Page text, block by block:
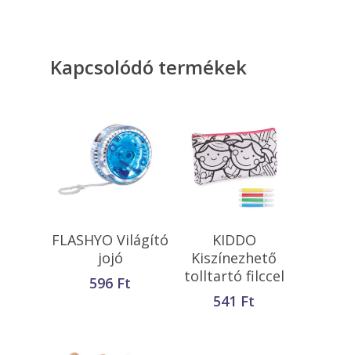
Kapcsolódó termékek
Kosárba
Teszem
FLASHYO Világító
jojó
596 Ft
Opciók Választása
KIDDO
Kiszínezhető
tolltartó filccel
541 Ft